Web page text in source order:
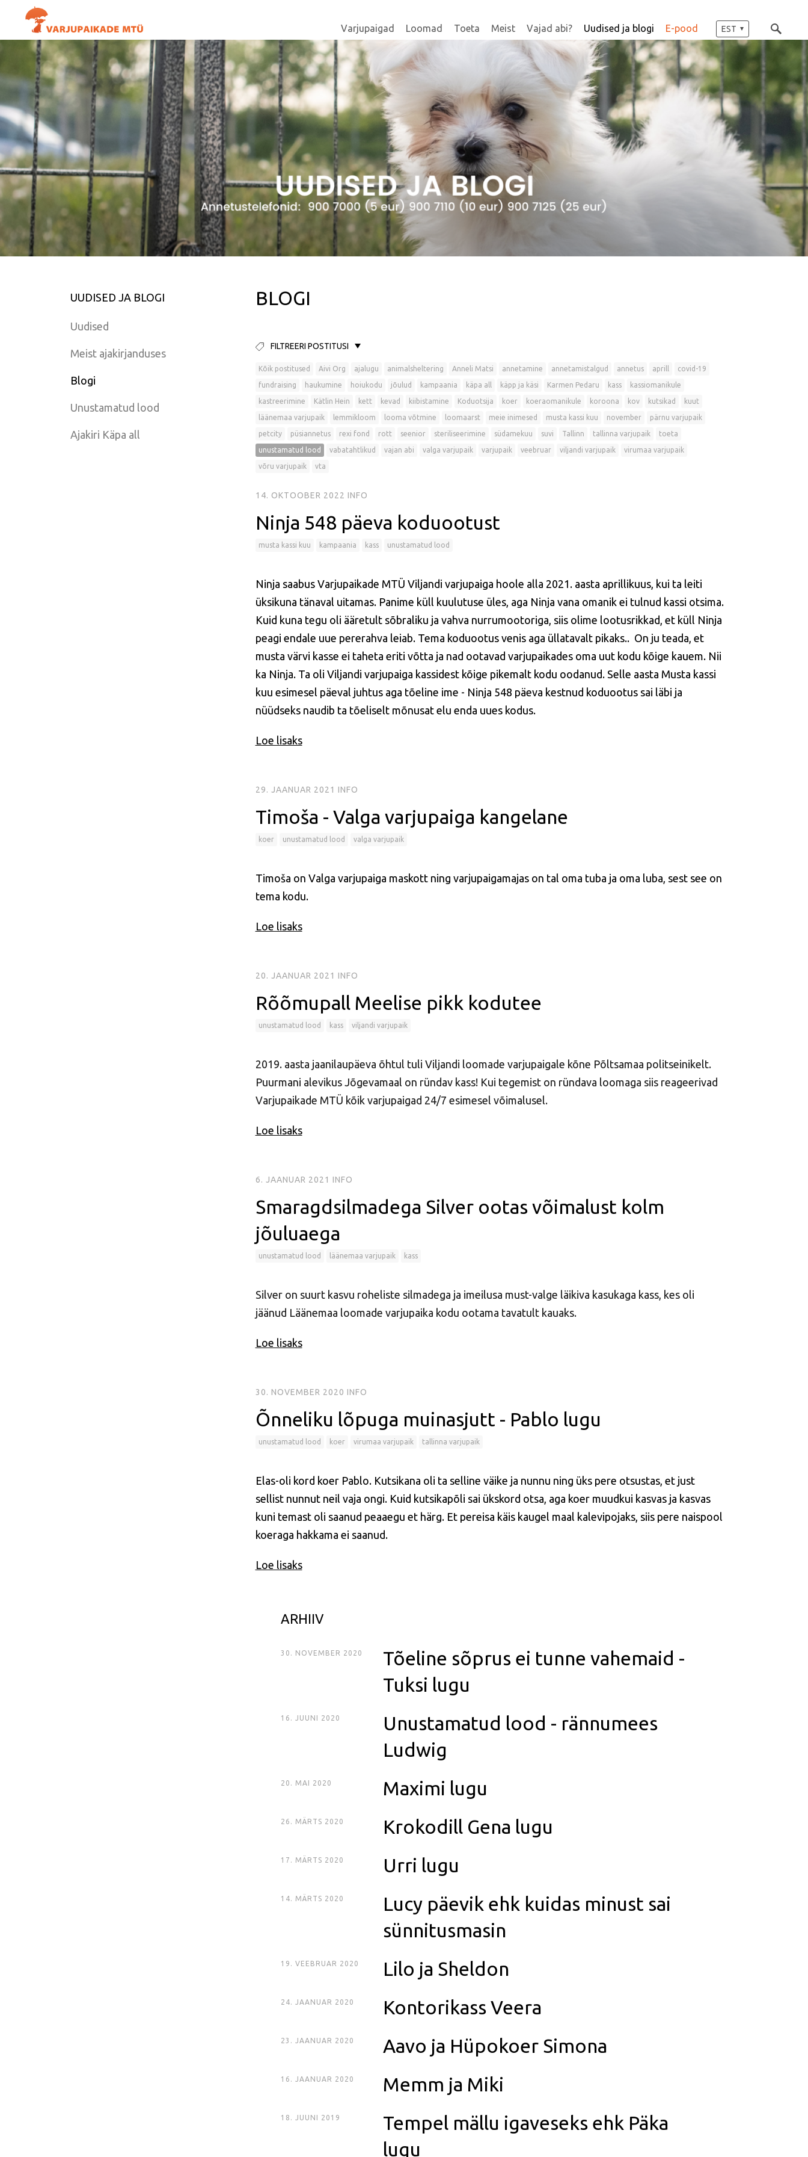
Varjupaigad Loomad Toeta Meist Vajad abi? Uudised ja blogi E-pood EST
UUDISED JA BLOGI
Uudised
Meist ajakirjanduses
Blogi
Unustamatud lood
Ajakiri Käpa all
BLOGI
FILTREERI POSTITUSI
Kõik postitused Aivi Org ajalugu animalsheltering Anneli Matsi annetamine annetamistalgud annetus aprill covid-19
fundraising haukumine hoiukodu jõulud kampaania käpa all käpp ja käsi Karmen Pedaru kass kassiomanikule
kastreerimine Kätlin Hein kett kevad kiibistamine Koduotsija koer koeraomanikule koroona kov kutsikad kuut
läänemaa varjupaik lemmikloom looma võtmine loomaarst meie inimesed musta kassi kuu november pärnu varjupaik
petcity püsiannetus rexi fond rott seenior steriliseerimine südamekuu suvi Tallinn tallinna varjupaik toeta
unustamatud lood vabatahtlikud vajan abi valga varjupaik varjupaik veebruar viljandi varjupaik virumaa varjupaik
võru varjupaik vta
14. OKTOOBER 2022 INFO
Ninja 548 päeva koduootust
musta kassi kuu kampaania kass unustamatud lood
Ninja saabus Varjupaikade MTÜ Viljandi varjupaiga hoole alla 2021. aasta aprillikuus, kui ta leiti
üksikuna tänaval uitamas. Panime küll kuulutuse üles, aga Ninja vana omanik ei tulnud kassi otsima.
Kuid kuna tegu oli ääretult sõbraliku ja vahva nurrumootoriga, siis olime lootusrikkad, et küll Ninja
peagi endale uue pererahva leiab. Tema koduootus venis aga üllatavalt pikaks.. On ju teada, et
musta värvi kasse ei taheta eriti võtta ja nad ootavad varjupaikades oma uut kodu kõige kauem. Nii
ka Ninja. Ta oli Viljandi varjupaiga kassidest kõige pikemalt kodu oodanud. Selle aasta Musta kassi
kuu esimesel päeval juhtus aga tõeline ime - Ninja 548 päeva kestnud koduootus sai läbi ja
nüüdseks naudib ta tõeliselt mõnusat elu enda uues kodus.
Loe lisaks
29. JAANUAR 2021 INFO
Timoša - Valga varjupaiga kangelane
koer unustamatud lood valga varjupaik
Timoša on Valga varjupaiga maskott ning varjupaigamajas on tal oma tuba ja oma luba, sest see on
tema kodu.
Loe lisaks
20. JAANUAR 2021 INFO
Rõõmupall Meelise pikk kodutee
unustamatud lood kass viljandi varjupaik
2019. aasta jaanilaupäeva õhtul tuli Viljandi loomade varjupaigale kõne Põltsamaa politseinikelt.
Puurmani alevikus Jõgevamaal on ründav kass! Kui tegemist on ründava loomaga siis reageerivad
Varjupaikade MTÜ kõik varjupaigad 24/7 esimesel võimalusel.
Loe lisaks
6. JAANUAR 2021 INFO
Smaragdsilmadega Silver ootas võimalust kolm
jõuluaega
unustamatud lood läänemaa varjupaik kass
Silver on suurt kasvu roheliste silmadega ja imeilusa must-valge läikiva kasukaga kass, kes oli
jäänud Läänemaa loomade varjupaika kodu ootama tavatult kauaks.
Loe lisaks
30. NOVEMBER 2020 INFO
Õnneliku lõpuga muinasjutt - Pablo lugu
unustamatud lood koer virumaa varjupaik tallinna varjupaik
Elas-oli kord koer Pablo. Kutsikana oli ta selline väike ja nunnu ning üks pere otsustas, et just
sellist nunnut neil vaja ongi. Kuid kutsikapõli sai ükskord otsa, aga koer muudkui kasvas ja kasvas
kuni temast oli saanud peaaegu et härg. Et pereisa käis kaugel maal kalevipojaks, siis pere naispool
koeraga hakkama ei saanud.
Loe lisaks
ARHIIV
30. NOVEMBER 2020
Tõeline sõprus ei tunne vahemaid -
Tuksi lugu
16. JUUNI 2020
Unustamatud lood - rännumees
Ludwig
20. MAI 2020 Maximi lugu
26. MÄRTS 2020 Krokodill Gena lugu
17. MÄRTS 2020 Urri lugu
14. MÄRTS 2020
Lucy päevik ehk kuidas minust sai
sünnitusmasin
19. VEEBRUAR 2020 Lilo ja Sheldon
24. JAANUAR 2020 Kontorikass Veera
23. JAANUAR 2020 Aavo ja Hüpokoer Simona
16. JAANUAR 2020 Memm ja Miki
18. JUUNI 2019
Tempel mällu igaveseks ehk Päka
lugu